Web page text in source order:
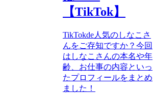
【TikTok】
TikTokde人気のしなこさ
んをご存知ですか？今回
はしなこさんの本名や年
齢、お仕事の内容といっ
たプロフィールをまとめ
ました！